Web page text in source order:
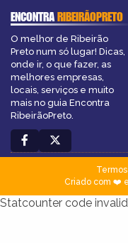
ENCONTRARIBEIRÃOPRETO
O melhor de Ribeirão
Preto num só lugar! Dicas,
onde ir, o que fazer, as
melhores empresas,
locais, serviços e muito
mais no guia Encontra
RibeirãoPreto.
Termos|
Criado com ❤️
Statcounter code